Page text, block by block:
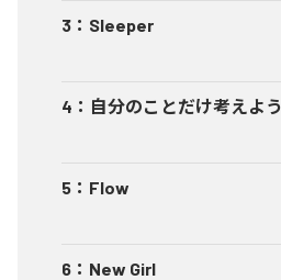
3 ： Sleeper
4 ： 自分のことだけ考えよう
5 ： Flow
6 ： New Girl